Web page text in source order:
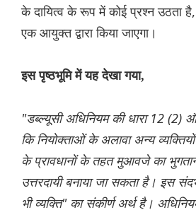
के दायित्व के रूप में कोई प्रश्न उठता है,
एक आयुक्त द्वारा किया जाएगा।
इस पृष्ठभूमि में यह देखा गया,
"डब्ल्यूसी अधिनियम की धारा 12 (2)
कि नियोक्ताओं के अलावा अन्य
के प्रावधानों के तहत मुआवजे का
उत्तरदायी बनाया जा सकता है। इस
भी व्यक्ति" का संकीर्ण अर्थ है।